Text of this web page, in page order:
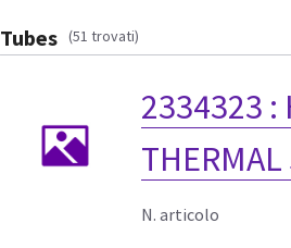
Tubes (51 trovati)
2334323 :
THERMAL
N. articolo